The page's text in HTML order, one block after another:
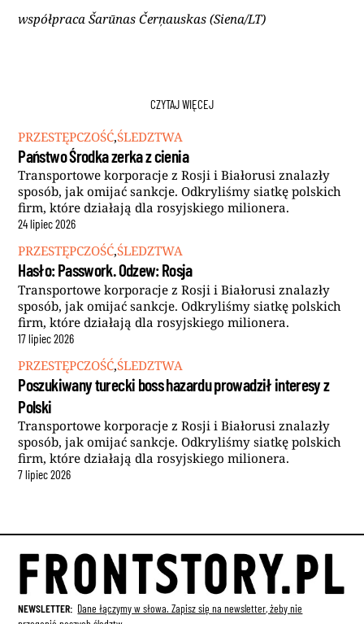
współpraca Šarūnas Čerņauskas (Siena/LT)
CZYTAJ WIĘCEJ
PRZESTĘPCZOŚĆ,ŚLEDZTWA
Państwo Środka zerka z cienia
Transportowe korporacje z Rosji i Białorusi znalazły
sposób, jak omijać sankcje. Odkryliśmy siatkę polskich
firm, które działają dla rosyjskiego milionera.
24lipiec2026
PRZESTĘPCZOŚĆ,ŚLEDZTWA
Hasło: Passwork. Odzew: Rosja
Transportowe korporacje z Rosji i Białorusi znalazły
sposób, jak omijać sankcje. Odkryliśmy siatkę polskich
firm, które działają dla rosyjskiego milionera.
17lipiec2026
PRZESTĘPCZOŚĆ,ŚLEDZTWA
Poszukiwany turecki boss hazardu prowadził interesy z
Polski
Transportowe korporacje z Rosji i Białorusi znalazły
sposób, jak omijać sankcje. Odkryliśmy siatkę polskich
firm, które działają dla rosyjskiego milionera.
7lipiec2026
NEWSLETTER: Dane łączymy w słowa. Zapisz się na newsletter, żeby nie